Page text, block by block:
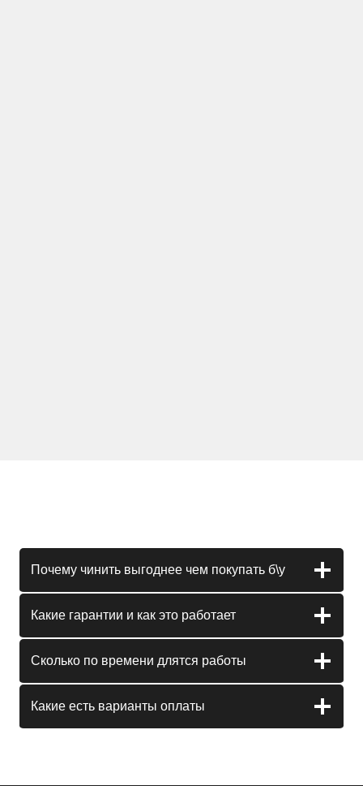
Почему чинить выгоднее чем покупать б\у
Какие гарантии и как это работает
Сколько по времени длятся работы
Какие есть варианты оплаты